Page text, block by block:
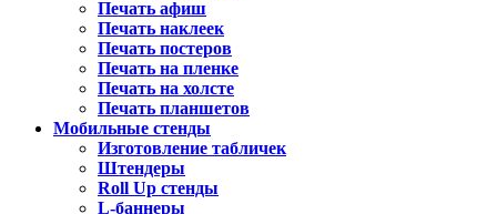
Печать афиш
Печать наклеек
Печать постеров
Печать на пленке
Печать на холсте
Печать планшетов
Мобильные стенды
Изготовление табличек
Штендеры
Roll Up стенды
L-баннеры